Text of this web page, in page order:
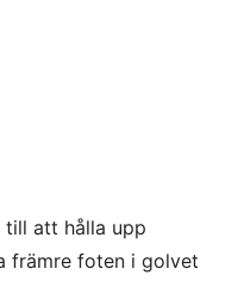
till att hålla upp
främre foten i golvet